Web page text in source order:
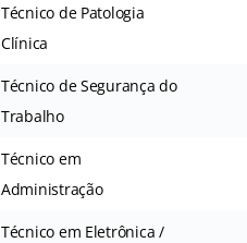
Técnico de Patologia
Clínica
Técnico de Segurança do
Trabalho
Técnico em
Administração
Técnico em Eletrônica /